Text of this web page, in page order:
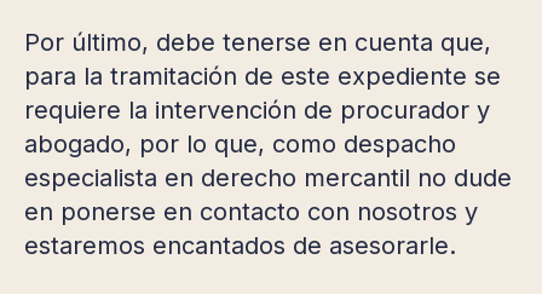
Por último, debe tenerse en cuenta que,
para la tramitación de este expediente se
requiere la intervención de procurador y
abogado, por lo que, como despacho
especialista en derecho mercantil no dude
en ponerse en contacto con nosotros y
estaremos encantados de asesorarle.